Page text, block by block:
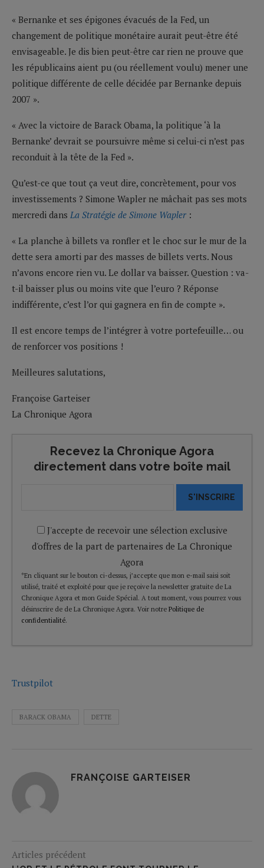
« Bernanke et ses épigones évacués de la Fed, un
changement de politique monétaire aurait peut-être été
envisageable. Je dis bien peut-être car rien ne prouve que
les républicains aient pu (ou réellement voulu) mener une
politique différente de celle décidée par Bernanke depuis
2007 ».
« Avec la victoire de Barack Obama, la politique ‘à la
Bernanke’ devrait se poursuivre même si celui-ci n’est pas
reconduit à la tête de la Fed ».
Qu’est-ce que tout ça veut dire, concrètement, pour vos
investissements ? Simone Wapler ne mâchait pas ses mots
mercredi dans La Stratégie de Simone Wapler:
« La planche à billets va ronfler et le choc sur le mur de la
dette sera amorti par des masses de billets verts. Nous
n’avons encore rien vu. Le dollar va baisser. Question : va-
t-il baisser plus ou moins vite que l’euro ? Réponse
indifférente, c’est l’or qui gagnera en fin de compte ».
Il est encore temps de l’intégrer à votre portefeuille… ou
de renforcer vos positions !
Meilleures salutations,
Françoise Garteiser
La Chronique Agora
Recevez la Chronique Agora
directement dans votre boîte mail
S'INSCRIRE
J'accepte de recevoir une sélection exclusive
d'offres de la part de partenaires de La Chronique
Agora
*En cliquant sur le bouton ci-dessus, j’accepte que mon e-mail saisi soit
utilisé, traité et exploité pour que je reçoive la newsletter gratuite de La
Chronique Agora et mon Guide Spécial. A tout moment, vous pourrez vous
désinscrire de de La Chronique Agora. Voir notre Politique de
confidentialité.
Trustpilot
BARACK OBAMA DETTE
FRANÇOISE GARTEISER
Articles précédent